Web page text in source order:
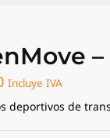
Incluye IVA
deportivos de